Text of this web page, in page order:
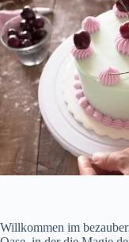
Willkommen im